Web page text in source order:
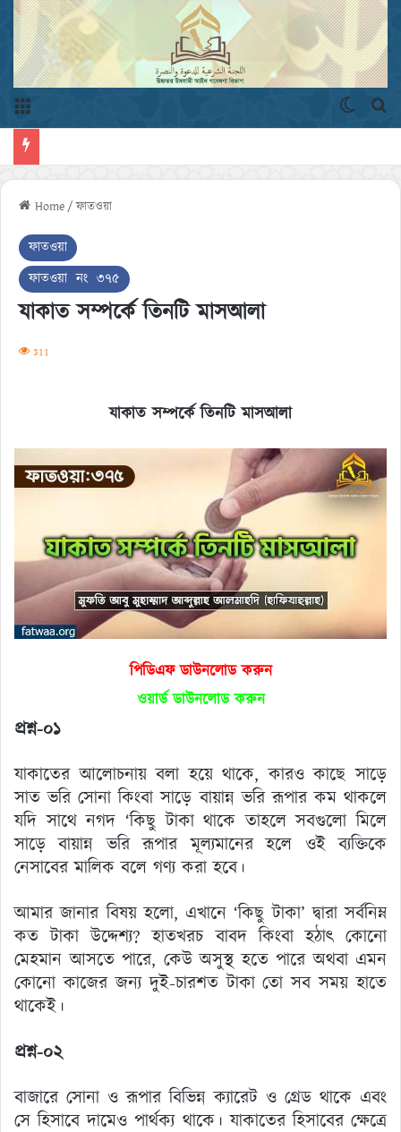
Home / ফাতওয়া
ফাতওয়া
ফাতওয়া নং ৩৭৫
যাকাত সম্পর্কে তিনটি মাসআলা
311
যাকাত সম্পর্কে তিনটি মাসআলা
পিডিএফ ডাউনলোড করুন
ওয়ার্ড ডাউনলোড করুন
প্রশ্ন-০১
যাকাতের আলোচনায় বলা হয়ে থাকে, কারও কাছে সাড়ে
সাত ভরি সোনা কিংবা সাড়ে বায়ান্ন ভরি রূপার কম থাকলে
যদি সাথে নগদ ‘কিছু টাকা থাকে তাহলে সবগুলো মিলে
সাড়ে বায়ান্ন ভরি রূপার মূল্যমানের হলে ওই ব্যক্তিকে
নেসাবের মালিক বলে গণ্য করা হবে।
আমার জানার বিষয় হলো, এখানে ‘কিছু টাকা’ দ্বারা সর্বনিম্ন
কত টাকা উদ্দেশ্য? হাতখরচ বাবদ কিংবা হঠাৎ কোনো
মেহমান আসতে পারে, কেউ অসুস্থ হতে পারে অথবা এমন
কোনো কাজের জন্য দুই-চারশত টাকা তো সব সময় হাতে
থাকেই।
প্রশ্ন-০২
বাজারে সোনা ও রূপার বিভিন্ন ক্যারেট ও গ্রেড থাকে এবং
সে হিসাবে দামেও পার্থক্য থাকে। যাকাতের হিসাবের ক্ষেত্রে